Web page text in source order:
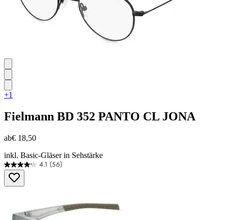
+1
Fielmann BD 352 PANTO CL JONA
ab€ 18,50
inkl. Basic-Gläser in Sehstärke
4.1 (56)
4.1
von
5
Bewertungen